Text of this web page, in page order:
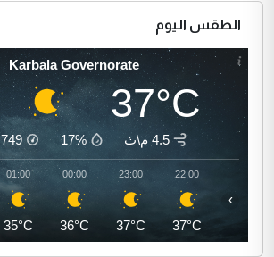
الطقس اليوم
Karbala Governorate
37°C
4.5 م\ث 17%
749
22:00
37°C
23:00
37°C
00:00
36°C
01:00
35°C
›